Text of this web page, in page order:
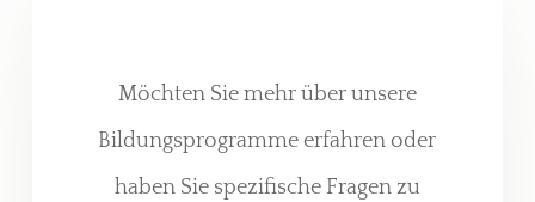
Möchten Sie mehr über unsere
Bildungsprogramme erfahren oder
haben Sie spezifische Fragen zu